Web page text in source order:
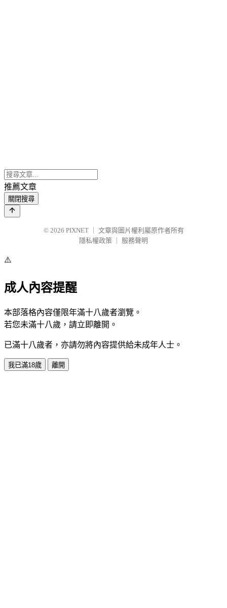
推薦文章
關閉搜尋
© 2026 PIXNET
文章與圖片權利屬原作者所有
隱私權政策
服務聲明
⚠️
成人內容提醒
本部落格內容僅限年滿十八歲者瀏覽。
若您未滿十八歲，請立即離開。
已滿十八歲者，亦請勿將內容提供給未成年人士。
我已滿18歲 離開